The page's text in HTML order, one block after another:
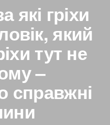
які гріхи
який
тут не
–
справжні